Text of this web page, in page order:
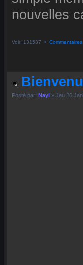
nouvelles
Voir: 131537 •
Posté par: Nayl» Jeu 26